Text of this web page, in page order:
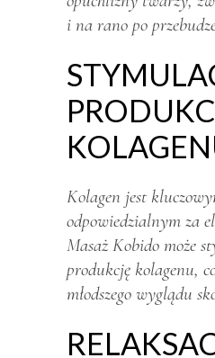
i na rano po
Kolagen jest
odpowiedzialnym za
Masaż Kobido może
produkcję kolagenu,
młodszego wyglądu